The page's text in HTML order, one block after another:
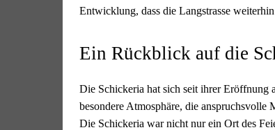
Entwicklung, dass die Langstrasse
Ein Rückblick auf die
Die Schickeria hat sich seit ihrer
besondere Atmosphäre, die anspruchsvolle
Die Schickeria war nicht nur ein Ort des